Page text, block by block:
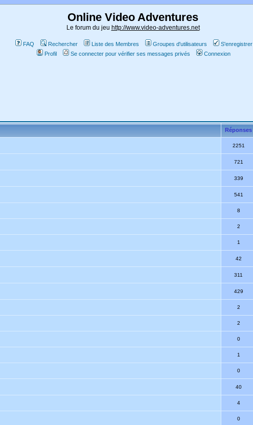
Online Video Adventures
Le forum du jeu http://www.video-adventures.net
FAQ Rechercher Liste des Membres Groupes d'utilisateurs
S'enregistrer
Profil
Se connecter pour vérifier ses messages privés Connexion
Réponses
2251
721
339
541
8
2
1
42
311
429
2
2
0
1
0
40
4
0